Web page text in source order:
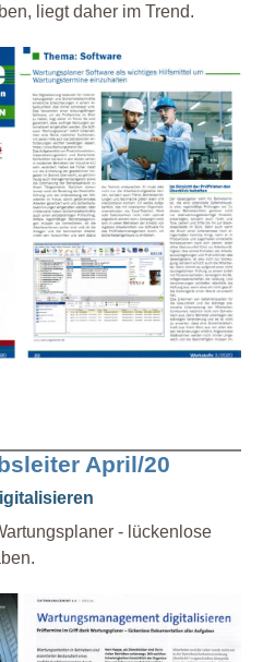
liegt daher im Trend.
April/20
- lückenlose